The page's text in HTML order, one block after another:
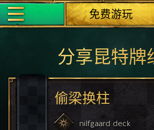
免费游玩
分享昆特牌
偷梁换柱
nilfgaard deck